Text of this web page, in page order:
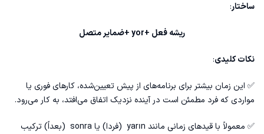
ساختار:
ریشه فعل +yor +ضمایر متصل
نکات کلیدی:
✅ این زمان بیشتر برای برنامه‌های از پیش تعیین‌شده، کارهای فوری یا
مواردی که فرد مطمئن است در آینده نزدیک اتفاق می‌افتد، به کار می‌رود.
✅ معمولاً با قیدهای زمانی مانند yarın (فردا) یا sonra (بعداً) ترکیب